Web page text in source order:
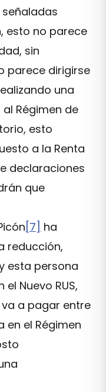
esto no parece
sin
parece dirigirse
una
al Régimen de
esto
a la Renta
declaraciones
que
[7] ha
reducción,
esta persona
Nuevo RUS,
a pagar entre
en el Régimen